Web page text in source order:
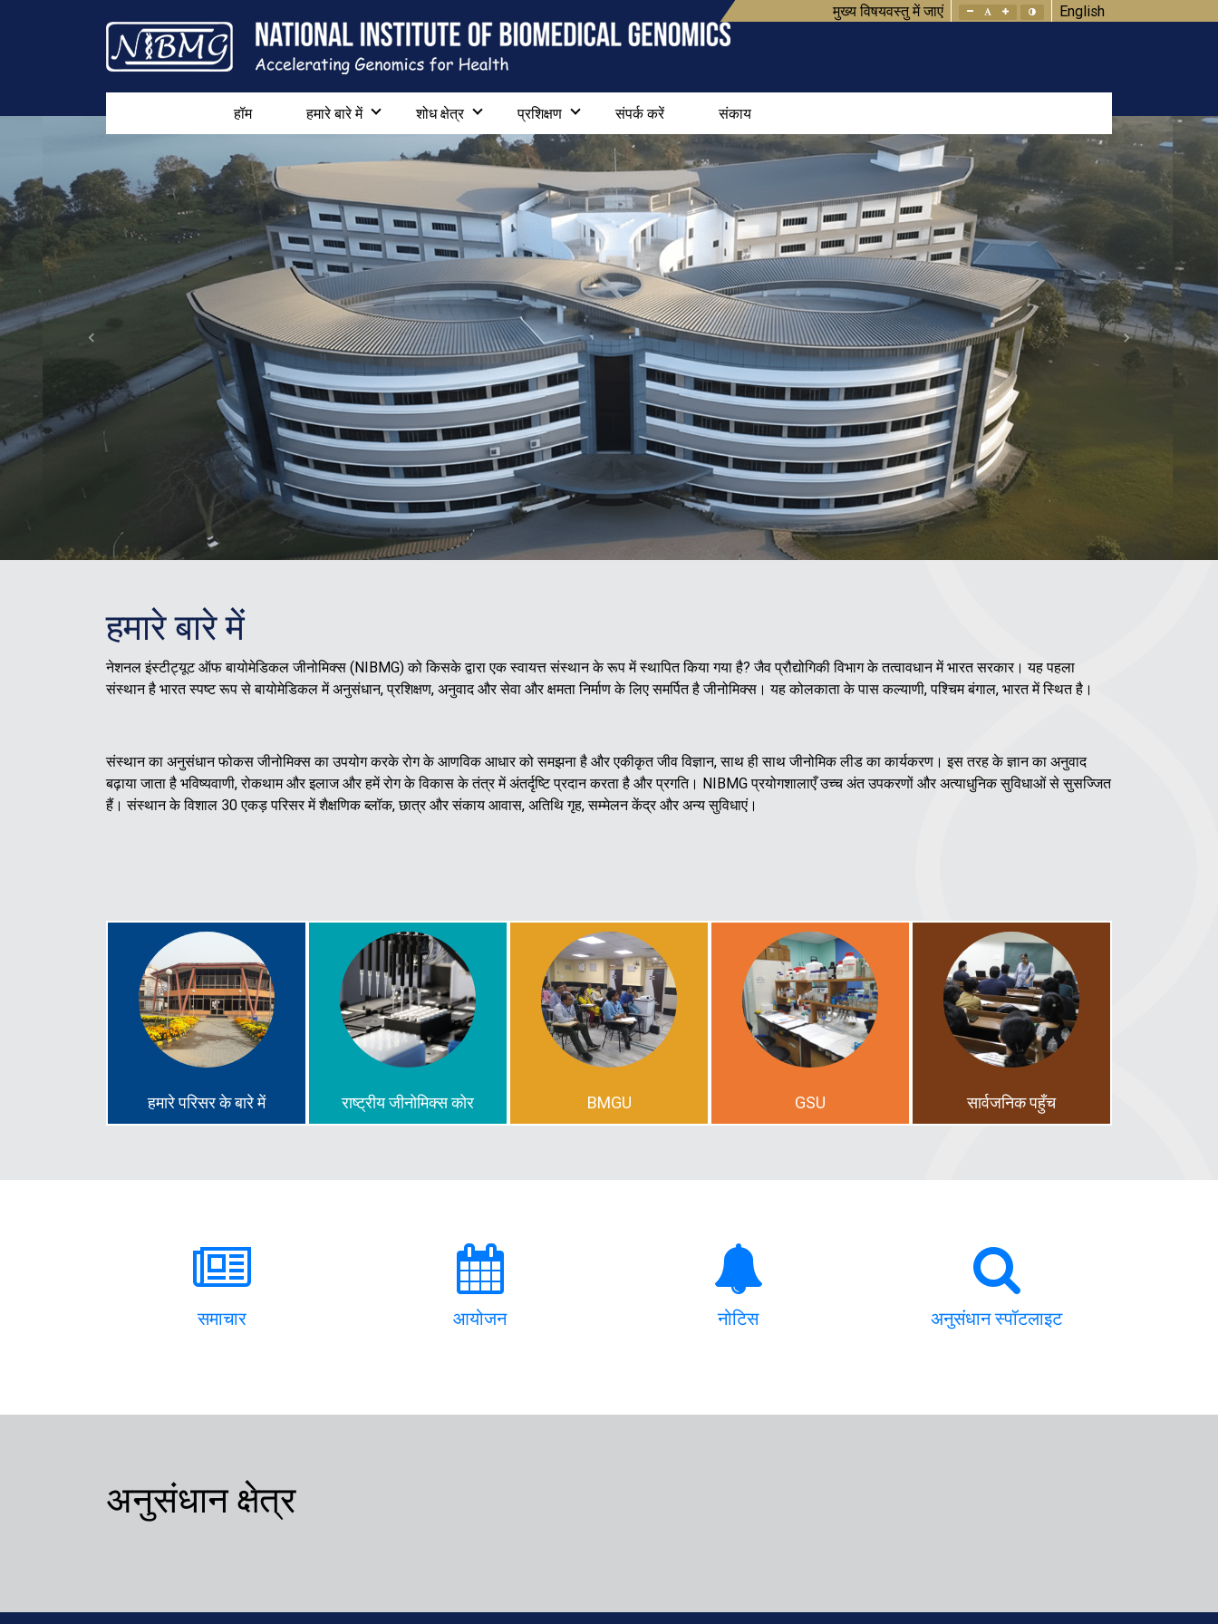
मुख्य विषयवस्तु में जाएं English
हॉम हमारे बारे में शोध क्षेत्र प्रशिक्षण संपर्क करें संकाय
Previous Next
हमारे बारे में
नेशनल इंस्टीट्यूट ऑफ बायोमेडिकल जीनोमिक्स (NIBMG) को किसके द्वारा एक स्वायत्त संस्थान के रूप में स्थापित किया गया है? जैव प्रौद्योगिकी विभाग के तत्वावधान में भारत सरकार। यह पहला
संस्थान है भारत स्पष्ट रूप से बायोमेडिकल में अनुसंधान, प्रशिक्षण, अनुवाद और सेवा और क्षमता निर्माण के लिए समर्पित है जीनोमिक्स। यह कोलकाता के पास कल्याणी, पश्चिम बंगाल, भारत में स्थित है।
संस्थान का अनुसंधान फोकस जीनोमिक्स का उपयोग करके रोग के आणविक आधार को समझना है और एकीकृत जीव विज्ञान, साथ ही साथ जीनोमिक लीड का कार्यकरण। इस तरह के ज्ञान का अनुवाद
बढ़ाया जाता है भविष्यवाणी, रोकथाम और इलाज और हमें रोग के विकास के तंत्र में अंतर्दृष्टि प्रदान करता है और प्रगति। NIBMG प्रयोगशालाएँ उच्च अंत उपकरणों और अत्याधुनिक सुविधाओं से सुसज्जित
हैं। संस्थान के विशाल 30 एकड़ परिसर में शैक्षणिक ब्लॉक, छात्र और संकाय आवास, अतिथि गृह, सम्मेलन केंद्र और अन्य सुविधाएं।
हमारे परिसर के बारे में राष्ट्रीय जीनोमिक्स कोर BMGU GSU सार्वजनिक पहुँच
समाचार आयोजन नोटिस अनुसंधान स्पॉटलाइट
अनुसंधान क्षेत्र